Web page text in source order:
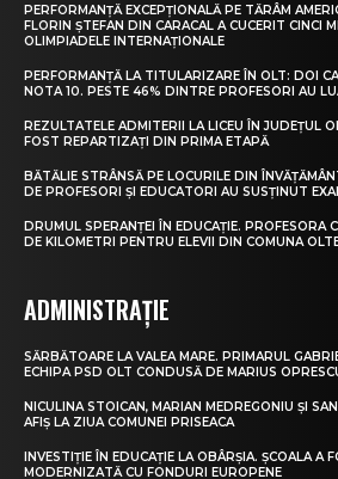
PERFORMANȚĂ EXCEPȚIONALĂ PE TĂRÂM
FLORIN ȘTEFAN DIN CARACAL A CUCERIT CINCI
OLIMPIADELE INTERNAȚIONALE
PERFORMANȚĂ LA TITULARIZARE ÎN OLT: DOI
NOTA 10. PESTE 46% DINTRE PROFESORI AU
REZULTATELE ADMITERII LA LICEU ÎN JUDEȚUL
FOST REPARTIZAȚI DIN PRIMA ETAPĂ
BĂTĂLIE STRÂNSĂ PE LOCURILE DIN
DE PROFESORI ȘI EDUCATORI AU SUSȚINUT
DRUMUL SPERANȚEI ÎN EDUCAȚIE. PROFESORA
DE KILOMETRI PENTRU ELEVII DIN COMUNA
ADMINISTRAȚIE
SĂRBĂTOARE LA VALEA MARE. PRIMARUL
ECHIPA PSD OLT CONDUSĂ DE MARIUS
NICULINA STOICAN, MARIAN MEDREGONIU ȘI
AFIȘ LA ZIUA COMUNEI PRISEACA
INVESTIȚIE ÎN EDUCAȚIE LA OBÂRȘIA. ȘCOALA A
MODERNIZATĂ CU FONDURI EUROPENE